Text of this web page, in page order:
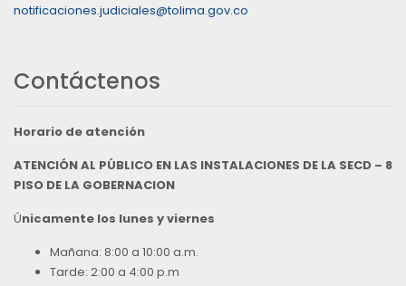
notificaciones.judiciales@tolima.gov.co
Contáctenos
Horario de atención
ATENCIÓN AL PÚBLICO EN LAS INSTALACIONES DE LA SECD – 8
PISO DE LA GOBERNACION
Únicamente los lunes y viernes
Mañana: 8:00 a 10:00 a.m.
Tarde: 2:00 a 4:00 p.m